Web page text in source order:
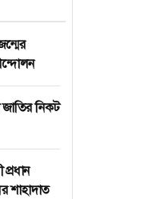
নিকট
শাহাদাত